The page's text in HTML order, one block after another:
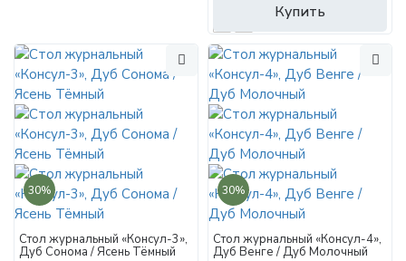
Купить
30%
Стол журнальный «Консул-3»,
Дуб Сонома / Ясень Тёмный
30%
Стол журнальный «Консул-4»,
Дуб Венге / Дуб Молочный